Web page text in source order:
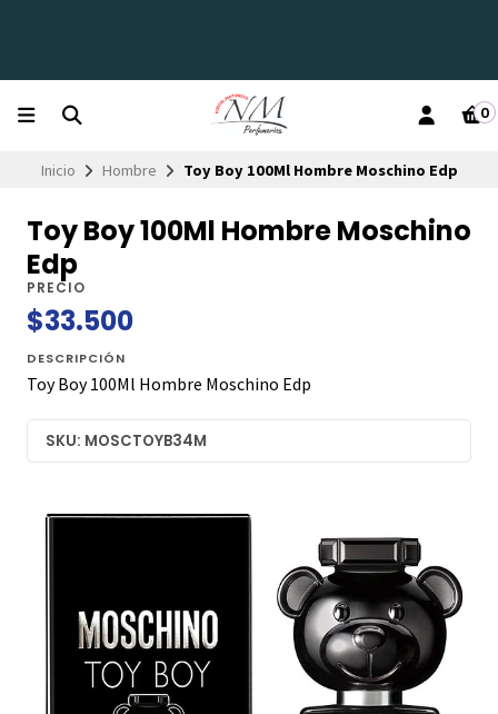
0
Inicio Hombre Toy Boy 100Ml Hombre Moschino Edp
Toy Boy 100Ml Hombre Moschino
Edp
PRECIO
$33.500
DESCRIPCIÓN
Toy Boy 100Ml Hombre Moschino Edp
SKU: MOSCTOYB34M